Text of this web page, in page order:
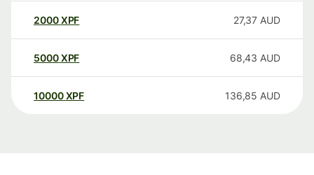
2000XPF 27,37 AUD
5000XPF 68,43 AUD
10000 XPF 136,85 AUD